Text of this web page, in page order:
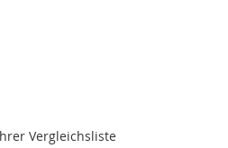
Vergleichsliste